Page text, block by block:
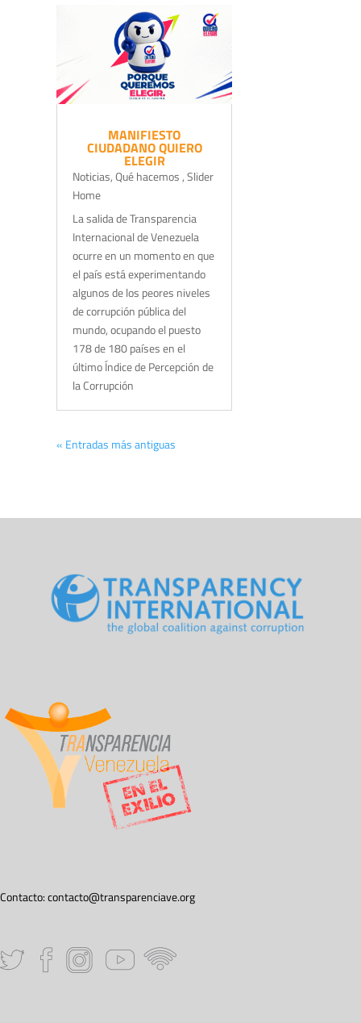
MANIFIESTO
CIUDADANO QUIERO
ELEGIR
Noticias,Qué hacemos ,Slider
Home
La salida de Transparencia
Internacional de Venezuela
ocurre en un momento en que
el país está experimentando
algunos de los peores niveles
de corrupción pública del
mundo, ocupando el puesto
178 de 180 países en el
último Índice de Percepción de
la Corrupción
« Entradas más antiguas
Contacto:contacto@transparenciave.org